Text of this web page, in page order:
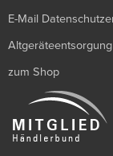
E-Mail
zum Shop